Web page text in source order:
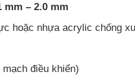
mm – 2.0 mm
hoặc nhựa acrylic chống
điều khiển)